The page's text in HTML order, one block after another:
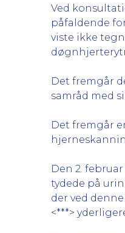
Ved
påfaldende
viste ikke
Det fremgår
samråd med
Det fremgår
Den 2.
tydede på
der ved
<***>